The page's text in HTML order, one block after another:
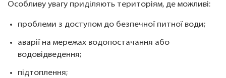
Особливу увагу приділяють територіям, де можливі:
проблеми з доступом до безпечної питної води;
аварії на мережах водопостачання або
водовідведення;
підтоплення;